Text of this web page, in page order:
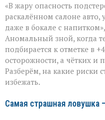
«В жару опасность
раскалённом салоне авто,
даже в бокале с
Аномальный зной, когда
подбирается к отметке в
осторожности, а чётких и
Разберём, на какие риски
избежать.
Самая страшная ловушка